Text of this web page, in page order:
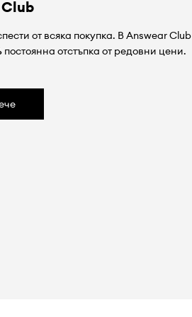
от всяка покупка. В Answear Club
постоянна отстъпка от редовни цени.